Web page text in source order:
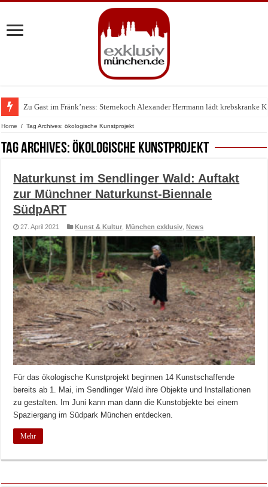
Zu Gast im Fränk’ness: Sternekoch Alexander Herrmann lädt krebskranke
Warum München gerade zum Treffpunkt der Lingerie-Branche wurde
Home / Tag Archives: ökologische Kunstprojekt
Tag Archives:ökologische Kunstprojekt
Naturkunst im Sendlinger Wald: Auftakt
zur Münchner Naturkunst-Biennale
SüdpART
27. April 2021 Kunst & Kultur ,München exklusiv ,News
Für das ökologische Kunstprojekt beginnen 14 Kunstschaffende
bereits ab 1. Mai, im Sendlinger Wald ihre Objekte und Installationen
zu gestalten. Im Juni kann man dann die Kunstobjekte bei einem
Spaziergang im Südpark München entdecken.
Mehr